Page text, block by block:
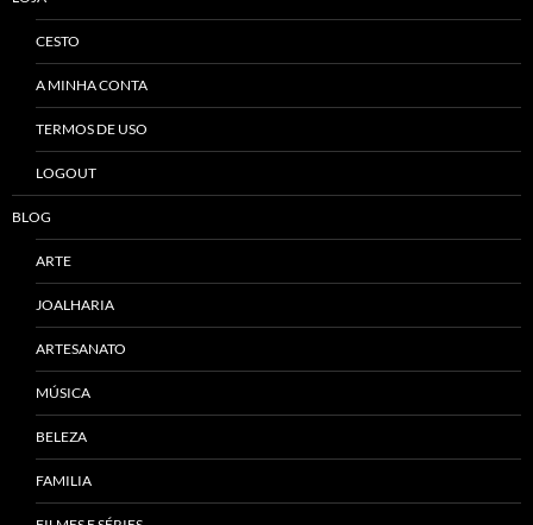
CESTO
A MINHA CONTA
TERMOS DE USO
LOGOUT
BLOG
ARTE
JOALHARIA
ARTESANATO
MÚSICA
BELEZA
FAMILIA